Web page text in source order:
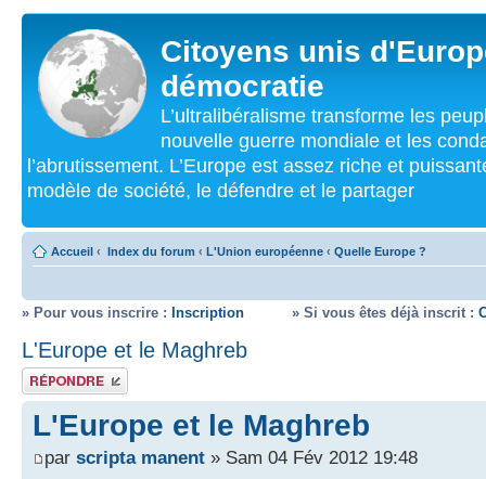
Citoyens unis
démocratie
L’ultralibéralisme transforme les
nouvelle guerre mondiale et les
l’abrutissement. L’Europe est assez riche et
modèle de société, le défendre et le partager
Accueil ‹ Index du forum ‹ L'Union européenne ‹ Quelle Europe ?
» Pour vous inscrire : Inscription » Si vous êtes déjà inscrit :
L'Europe et le Maghreb
Répondre
L'Europe et le Maghreb
par scripta manent » Sam 04 Fév 2012 19:48